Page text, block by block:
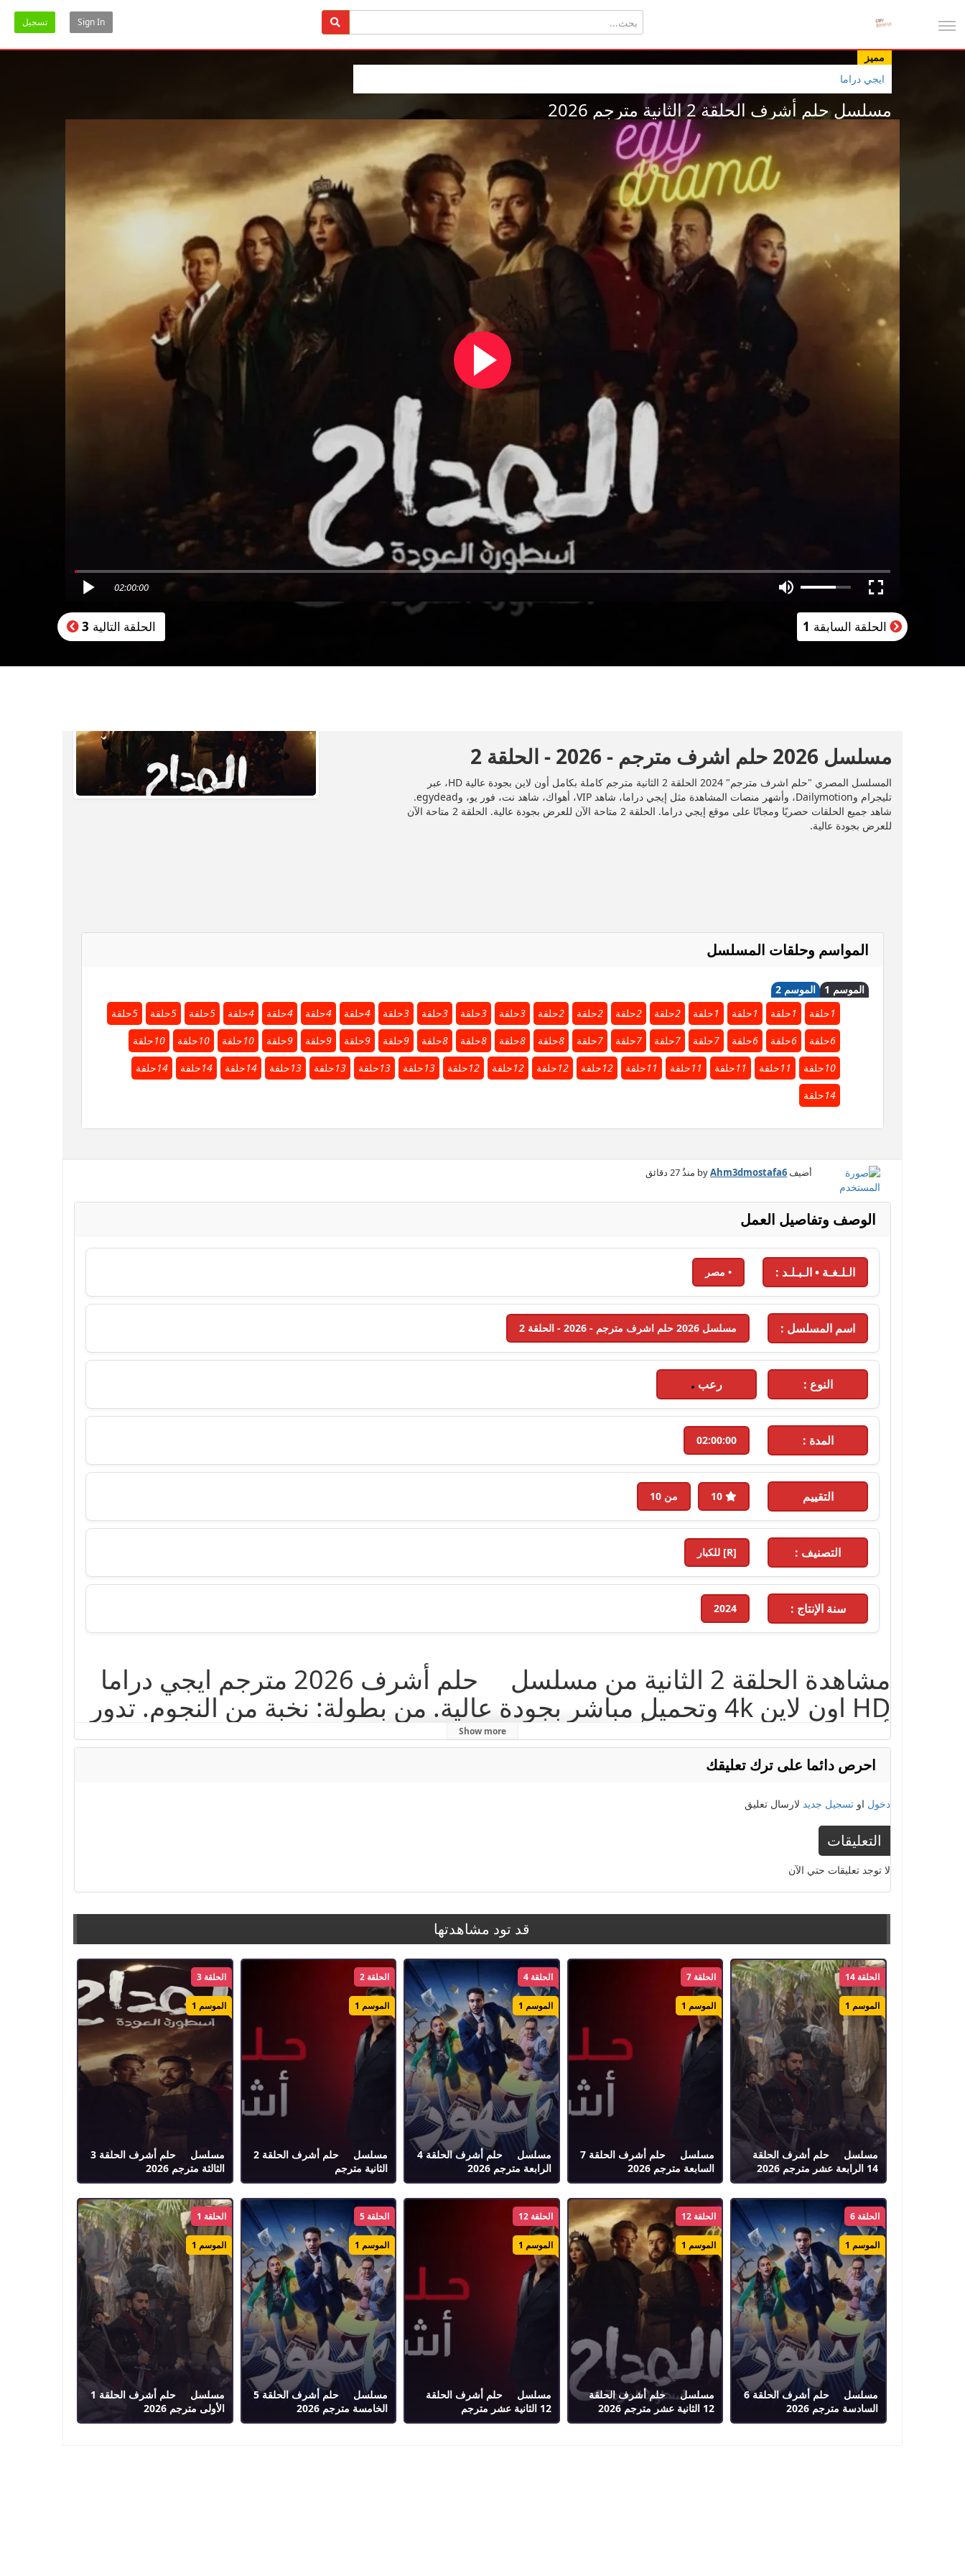
Sign In تسجيل
مميز
ايجي دراما
مسلسل حلم أشرف الحلقة 2 الثانية مترجم 2026
02:00:00
الحلقة السابقة 1 الحلقة التالية 3
مسلسل 2026 حلم اشرف مترجم - 2026 - الحلقة 2
المسلسل المصري "حلم اشرف مترجم" 2024 الحلقة 2 الثانية مترجم كاملة بكامل أون لاين بجودة عالية HD، عبر
تليجرام وDailymotion، وأشهر منصات المشاهدة مثل إيجي دراما، شاهد VIP، أهواك، شاهد نت، فور يو، وegydead.
شاهد جميع الحلقات حصريًا ومجانًا على موقع إيجي دراما. الحلقة 2 متاحة الآن للعرض بجودة عالية. الحلقة 2 متاحة الآن
للعرض بجودة عالية.
المواسم وحلقات المسلسل
الموسم 1
الموسم 2
1حلقة 1حلقة 1حلقة 1حلقة 2حلقة 2حلقة 2حلقة 2حلقة 3حلقة 3حلقة 3حلقة 3حلقة 4حلقة 4حلقة 4حلقة 4حلقة 5حلقة 5حلقة 5حلقة
6حلقة 6حلقة 6حلقة 7حلقة 7حلقة 7حلقة 7حلقة 8حلقة 8حلقة 8حلقة 8حلقة 9حلقة 9حلقة 9حلقة 9حلقة 10حلقة 10حلقة 10حلقة
10حلقة 11حلقة 11حلقة 11حلقة 11حلقة 12حلقة 12حلقة 12حلقة 12حلقة 13حلقة 13حلقة 13حلقة 13حلقة 14حلقة 14حلقة 14حلقة
14حلقة
أضيف by Ahm3dmostafa6 منذُ27 دقائق
الوصف وتفاصيل العمل
الـلـغـة • الـبـلـد : • مصر
اسم المسلسل : مسلسل 2026 حلم اشرف مترجم - 2026 - الحلقة 2
النوع : رعب
المدة : 02:00:00
التقييم 10 من 10
التصنيف : [R] للكبار
سنة الإنتاج : 2024
مشاهدة الحلقة 2 الثانية من مسلسل حلم أشرف 2026 مترجم ايجي دراما
HD اون لاين 4k وتحميل مباشر بجودة عالية. من بطولة: نخبة من النجوم. تدور
أحداث مسلسل حلم أشرف في إطار من دراما حول: مسلسل - Esref Rüya
- 2025. حلقات مسلسل حلم أشرف الحلقة 2.
2024
, يوتيوب
Show more
احرص دائما على ترك تعليقك
دخول او تسجيل جديد لارسال تعليق
التعليقات
لا توجد تعليقات حتي الآن
قد تود مشاهدتها
مسلسل حلم أشرف الحلقة
14 الرابعة عشر مترجم 2026
الحلقة 14
الموسم 1
مسلسل حلم أشرف الحلقة 7
السابعة مترجم 2026
الحلقة 7
الموسم 1
مسلسل حلم أشرف الحلقة 4
الرابعة مترجم 2026
الحلقة 4
الموسم 1
مسلسل حلم أشرف الحلقة 2
الثانية مترجم
الحلقة 2
الموسم 1
مسلسل حلم أشرف الحلقة 3
الثالثة مترجم 2026
الحلقة 3
الموسم 1
مسلسل حلم أشرف الحلقة 6
السادسة مترجم 2026
الحلقة 6
الموسم 1
مسلسل حلم أشرف الحلقة
12 الثانية عشر مترجم 2026
الحلقة 12
الموسم 1
مسلسل حلم أشرف الحلقة
12 الثانية عشر مترجم
الحلقة 12
الموسم 1
مسلسل حلم أشرف الحلقة 5
الخامسة مترجم 2026
الحلقة 5
الموسم 1
مسلسل حلم أشرف الحلقة 1
الأولى مترجم 2026
الحلقة 1
الموسم 1